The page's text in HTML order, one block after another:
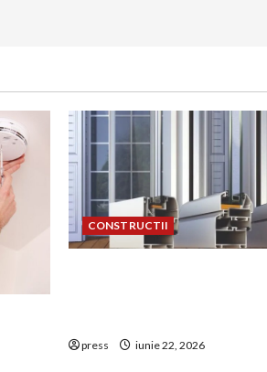
CONSTRUCTII
press iunie 22, 2026